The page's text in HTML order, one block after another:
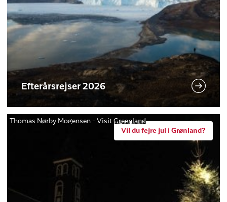
Efterårsrejser 2026
Vil du fejre jul i Grønland?
Thomas Nørby Mogensen - Visit Greenland